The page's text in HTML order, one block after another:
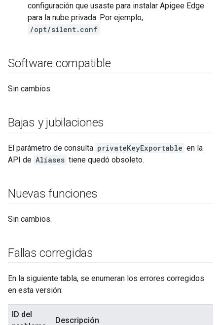
configuración que usaste para instalar Apigee Edge
para la nube privada. Por ejemplo,
/opt/silent.conf
Software compatible
Sin cambios.
Bajas y jubilaciones
El parámetro de consulta privateKeyExportable en la
API de Aliases tiene quedó obsoleto.
Nuevas funciones
Sin cambios.
Fallas corregidas
En la siguiente tabla, se enumeran los errores corregidos
en esta versión:
ID del
Descripción